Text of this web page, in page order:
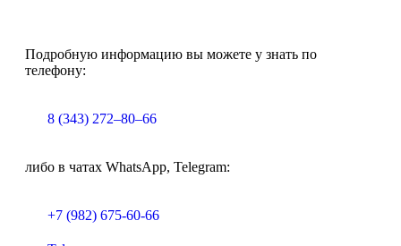
Подробную информацию вы можете у знать по
телефону:
8 (343) 272–80–66
либо в чатах WhatsApp, Telegram:
+7 (982) 675-60-66